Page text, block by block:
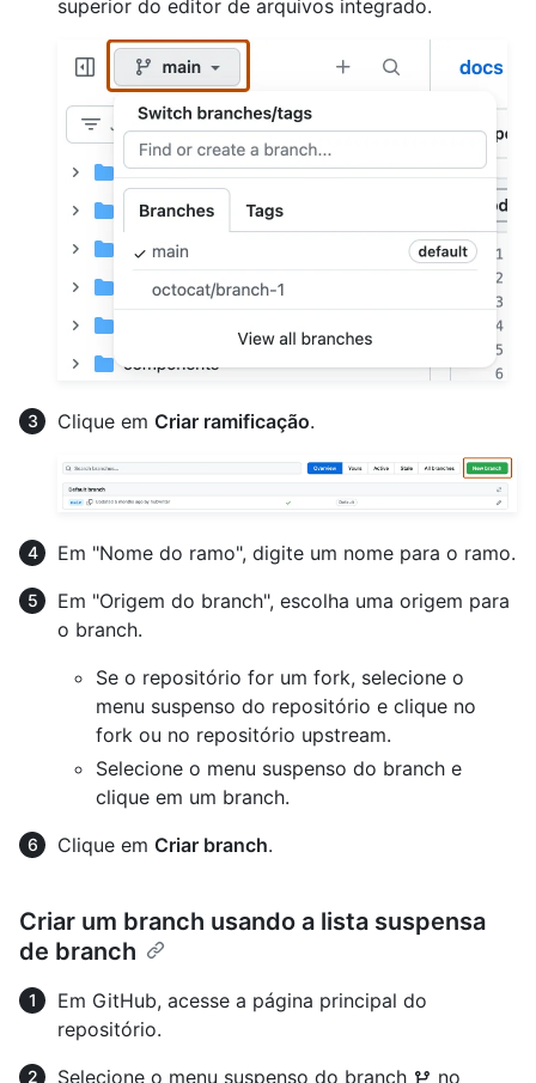
superior do editor de arquivos integrado.
Clique em Criar ramificação.
Em "Nome do ramo", digite um nome para o ramo.
Em "Origem do branch", escolha uma origem para
o branch.
Se o repositório for um fork, selecione o
menu suspenso do repositório e clique no
fork ou no repositório upstream.
Selecione o menu suspenso do branch e
clique em um branch.
Clique em Criar branch.
Criar um branch usando a lista suspensa
de branch
Em GitHub, acesse a página principal do
repositório.
Selecione o menu suspenso do branch
no